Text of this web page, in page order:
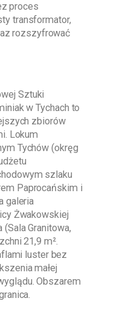
proces
transformator,
rozszyfrować
Sztuki
w Tychach to
zbiorów
Lokum
Tychów (okręg
szlaku
Paprocańskim i
galeria
Żwakowskiej
Granitowa,
21,9 m².
luster bez
małej
Obszarem